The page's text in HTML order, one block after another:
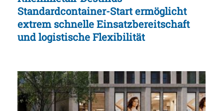
Standardcontainer-Start ermöglicht
extrem schnelle Einsatzbereitschaft
und logistische Flexibilität